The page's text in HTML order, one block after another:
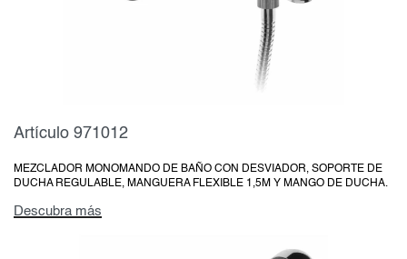
Artículo 971012
MEZCLADOR MONOMANDO DE BAÑO CON DESVIADOR, SOPORTE DE
DUCHA REGULABLE, MANGUERA FLEXIBLE 1,5M Y MANGO DE DUCHA.
Descubra más